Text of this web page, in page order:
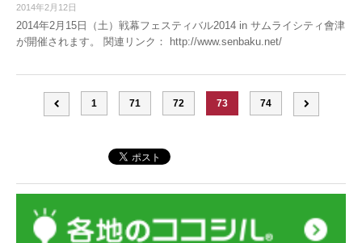
2014年2月12日
2014年2月15日（土）戦幕フェスティバル2014 in サムライシティ會津
が開催されます。 関連リンク： http://www.senbaku.net/
1 71 72 73 74